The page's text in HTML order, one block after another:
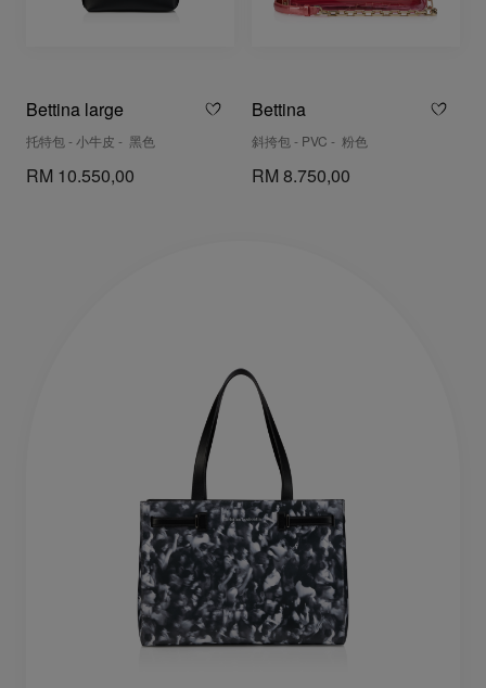
Bettina large
托特包 - 小牛皮 - 黑色
RM 10.550,00
Bettina
斜挎包 - PVC - 粉色
RM 8.750,00